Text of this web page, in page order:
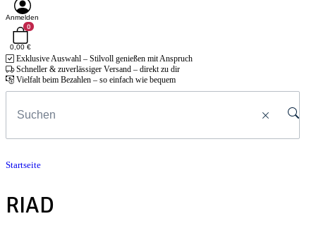
Anmelden
0
0,00 €
Exklusive Auswahl – Stilvoll genießen mit Anspruch
Schneller & zuverlässiger Versand – direkt zu dir
Vielfalt beim Bezahlen – so einfach wie bequem
Startseite
RIAD